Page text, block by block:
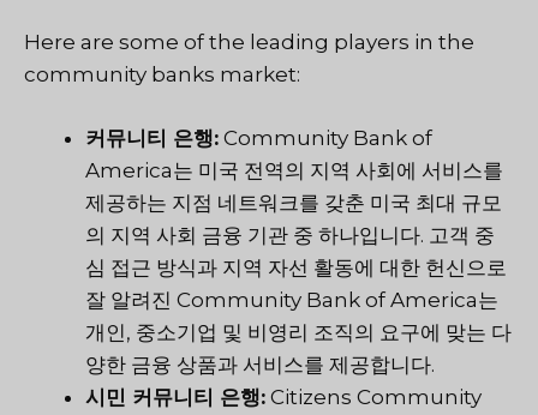
Here are some of the leading players in the
community banks market:
커뮤니티 은행: Community Bank of
America는 미국 전역의 지역 사회에 서비스를
제공하는 지점 네트워크를 갖춘 미국 최대 규모
의 지역 사회 금융 기관 중 하나입니다. 고객 중
심 접근 방식과 지역 자선 활동에 대한 헌신으로
잘 알려진 Community Bank of America는
개인, 중소기업 및 비영리 조직의 요구에 맞는 다
양한 금융 상품과 서비스를 제공합니다.
시민 커뮤니티 은행: Citizens Community